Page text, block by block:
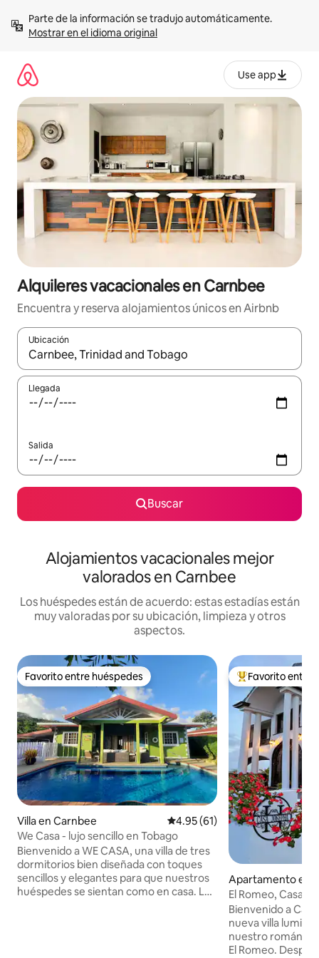
contenidoMostrar en el idioma original
Use app
Alquileres vacacionales en Carnbee
Encuentra y reserva alojamientos únicos en Airbnb
Ubicación
Cuando los resultados estén disponibles, navega con las
Llegada
Salida
Buscar
Alojamientos vacacionales mejor
valorados en Carnbee
Los huéspedes están de acuerdo: estas estadías están
muy valoradas por su ubicación, limpieza y otros
aspectos.
Favorito entre huéspedes
Favorito entre huéspedes
Villa en Carnbee Calificación promedio: 4.95 de
4.95 (61)
We Casa - lujo sencillo en Tobago
Bienvenido a WE CASA, una villa de tres
dormitorios bien diseñada con toques
sencillos y elegantes para que nuestros
huéspedes se sientan como en casa. La
Favorito entre
Favorito entre
Apartamento en
El Romeo, Casa
en auto de las
Bienvenido a
nueva villa
nuestro
El Romeo.